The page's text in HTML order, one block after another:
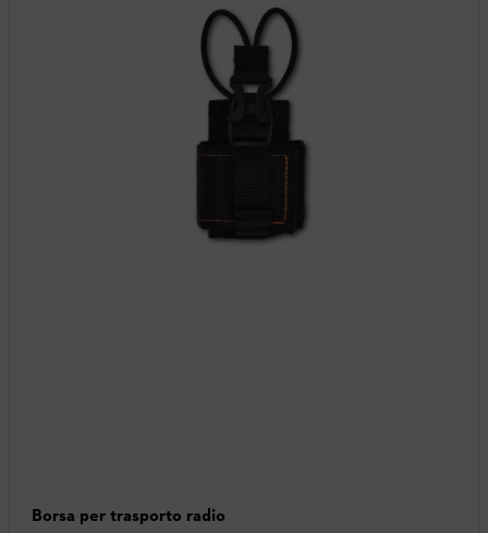
Borsa per trasporto radio